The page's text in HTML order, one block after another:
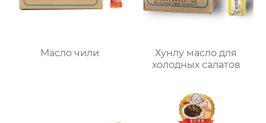
Масло чили
Хунлу масло для
холодных салатов